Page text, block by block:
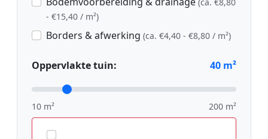
- €15,40 / m²)
Borders & afwerking (ca. €4,40 - €8,80 / m²)
Oppervlakte tuin: 40 m²
10 m² 200 m²